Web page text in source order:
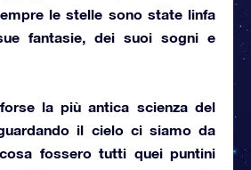
le stelle sono state linfa
fantasie, dei suoi sogni e
la più antica scienza del
il cieloci siamo da
fossero tutti quei puntini